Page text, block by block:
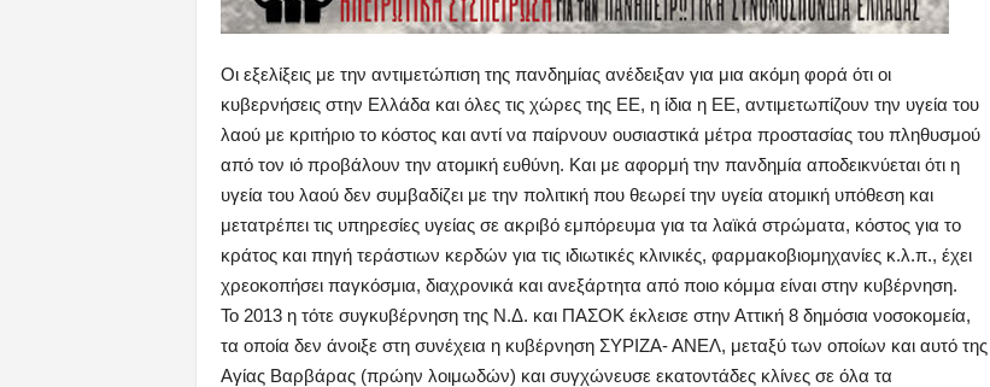
Οι εξελίξεις με την αντιμετώπιση της πανδημίας ανέδειξαν για μια ακόμη φορά ότι οι
κυβερνήσεις στην Ελλάδα και όλες τις χώρες της ΕΕ, η ίδια η ΕΕ, αντιμετωπίζουν την υγεία του
λαού με κριτήριο το κόστος και αντί να παίρνουν ουσιαστικά μέτρα προστασίας του πληθυσμού
από τον ιό προβάλουν την ατομική ευθύνη. Και με αφορμή την πανδημία αποδεικνύεται ότι η
υγεία του λαού δεν συμβαδίζει με την πολιτική που θεωρεί την υγεία ατομική υπόθεση και
μετατρέπει τις υπηρεσίες υγείας σε ακριβό εμπόρευμα για τα λαϊκά στρώματα, κόστος για το
κράτος και πηγή τεράστιων κερδών για τις ιδιωτικές κλινικές, φαρμακοβιομηχανίες κ.λ.π., έχει
χρεοκοπήσει παγκόσμια, διαχρονικά και ανεξάρτητα από ποιο κόμμα είναι στην κυβέρνηση.
Το 2013 η τότε συγκυβέρνηση της Ν.Δ. και ΠΑΣΟΚ έκλεισε στην Αττική 8 δημόσια νοσοκομεία,
τα οποία δεν άνοιξε στη συνέχεια η κυβέρνηση ΣΥΡΙΖΑ- ΑΝΕΛ, μεταξύ των οποίων και αυτό της
Αγίας Βαρβάρας (πρώην λοιμωδών) και συγχώνευσε εκατοντάδες κλίνες σε όλα τα